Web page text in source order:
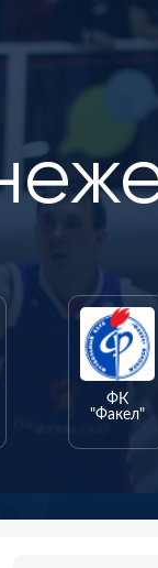
ФК
"Факел"